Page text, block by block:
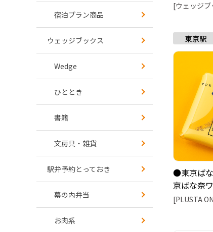
宿泊プラン商品
ウェッジブックス
Wedge
ひととき
書籍
文房具・雑貨
駅弁予約とっておき
幕の内弁当
お肉系
[ウェッジ
●東京ば
京ばな奈
[PLUSTA